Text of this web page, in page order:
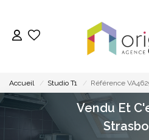
Accueil Studio T1 Référence
Vendu Et